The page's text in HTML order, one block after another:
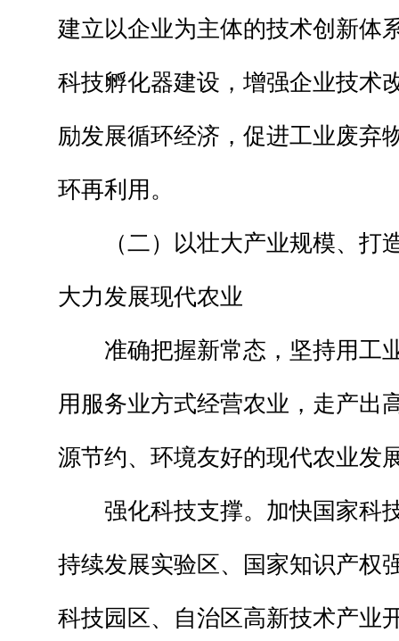
建立以企业为主体的技术创新体
科技孵化器建设，增强企业技术
励发展循环经济，促进工业废弃
环再利用。
（二）以壮大产业规模、打
大力发展现代农业
准确把握新常态，坚持用工
用服务业方式经营农业，走产出
源节约、环境友好的现代农业发
强化科技支撑。加快国家科
持续发展实验区、国家知识产权
科技园区、自治区高新技术产业